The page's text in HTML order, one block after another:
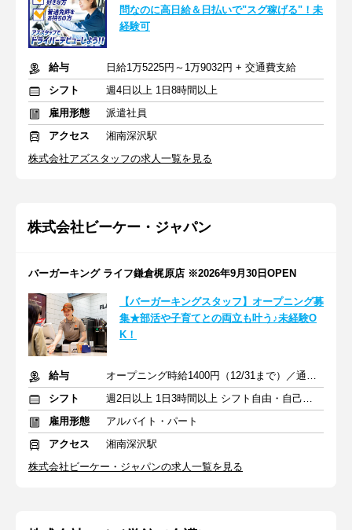
問なのに高日給＆日払いで"スグ稼げる"！未
経験可
給与
日給1万5225円～1万9032円 + 交通費支給
シフト
週4日以上 1日8時間以上
雇用形態
派遣社員
アクセス
湘南深沢駅
株式会社アズスタッフの求人一覧を見る
株式会社ビーケー・ジャパン
バーガーキング ライフ鎌倉梶原店 ※2026年9月30日OPEN
【バーガーキングスタッフ】オープニング募
集★部活や子育てとの両立も叶う♪未経験O
K！
給与
オープニング時給1400円（12/31まで）／通常時給1300円～
シフト
週2日以上 1日3時間以上 シフト自由・自己申告
雇用形態
アルバイト・パート
アクセス
湘南深沢駅
株式会社ビーケー・ジャパンの求人一覧を見る